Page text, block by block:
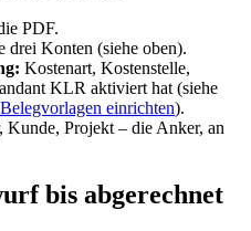
PDF.
drei Konten (siehe oben).
Kostenart, Kostenstelle,
KLR aktiviert hat (siehe
einrichten).
Kunde, Projekt – die Anker, an
bis abgerechnet